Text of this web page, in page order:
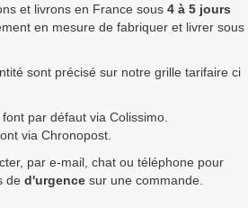
0,58 € 288,00 €
0,48 €
0,46 € 1 140,00 €
et livrons en France sous 4 à 5 jours
en mesure de fabriquer et livrer sous
sont précisé sur notre grille tarifaire ci
font par défaut via Colissimo.
via Chronopost.
par e-mail, chat ou téléphone pour
de d'urgence sur une commande.